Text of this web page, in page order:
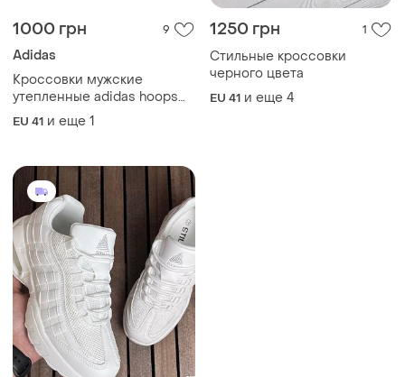
1000 грн 9
Adidas
Кроссовки мужские
утепленные adidas hoops
3.0 mid wtr
EU 41 и еще 1
1250 грн 1
Стильные кроссовки
черного цвета
EU 41 и еще 4